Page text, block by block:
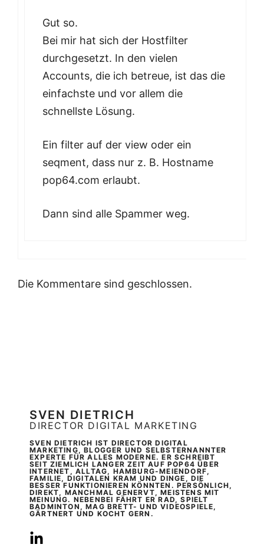
Gut so.
Bei mir hat sich der Hostfilter
durchgesetzt. In den vielen
Accounts, die ich betreue, ist das die
einfachste und vor allem die
schnellste Lösung.
Ein filter auf der view oder ein
seqment, dass nur z. B. Hostname
pop64.com erlaubt.
Dann sind alle Spammer weg.
Die Kommentare sind geschlossen.
SVEN DIETRICH
DIRECTOR DIGITAL MARKETING
SVEN DIETRICH IST DIRECTOR DIGITAL
MARKETING, BLOGGER UND SELBSTERNANNTER
EXPERTE FÜR ALLES MODERNE. ER SCHREIBT
SEIT ZIEMLICH LANGER ZEIT AUF POP64 ÜBER
INTERNET, ALLTAG, HAMBURG-MEIENDORF,
FAMILIE, DIGITALEN KRAM UND DINGE, DIE
BESSER FUNKTIONIEREN KÖNNTEN. PERSÖNLICH,
DIREKT, MANCHMAL GENERVT, MEISTENS MIT
MEINUNG. NEBENBEI FÄHRT ER RAD, SPIELT
BADMINTON, MAG BRETT- UND VIDEOSPIELE,
GÄRTNERT UND KOCHT GERN.